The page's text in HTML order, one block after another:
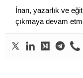
İnan, yazarlık ve
çıkmaya devam